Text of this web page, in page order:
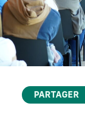
PARTAGER